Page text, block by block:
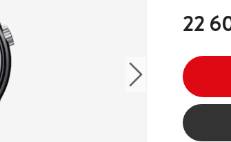
Pris: 22
22